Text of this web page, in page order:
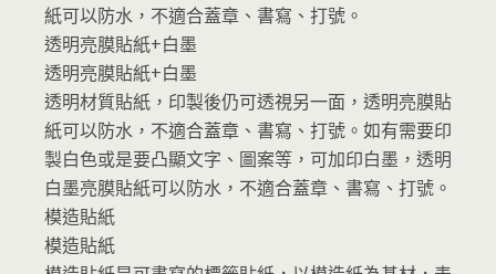
紙可以防水，不適合蓋章、書寫、打號。
透明亮膜貼紙+白墨
透明亮膜貼紙+白墨
透明材質貼紙，印製後仍可透視另一面，透明亮膜貼
紙可以防水，不適合蓋章、書寫、打號。如有需要印
製白色或是要凸顯文字、圖案等，可加印白墨，透明
白墨亮膜貼紙可以防水，不適合蓋章、書寫、打號。
模造貼紙
模造貼紙